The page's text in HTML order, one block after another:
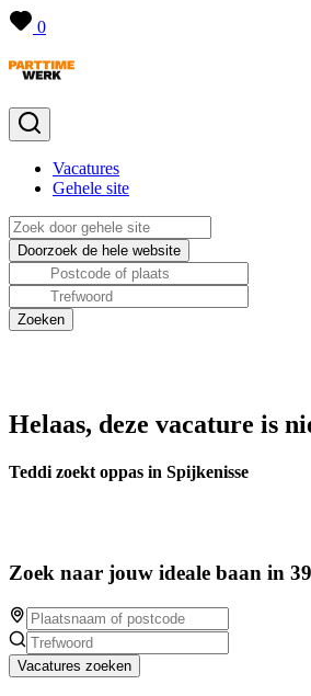
0
Vacatures
Gehele site
Helaas, deze vacature is
Teddi zoekt oppas in Spijkenisse
Zoek naar jouw ideale baan in
Vacatures zoeken